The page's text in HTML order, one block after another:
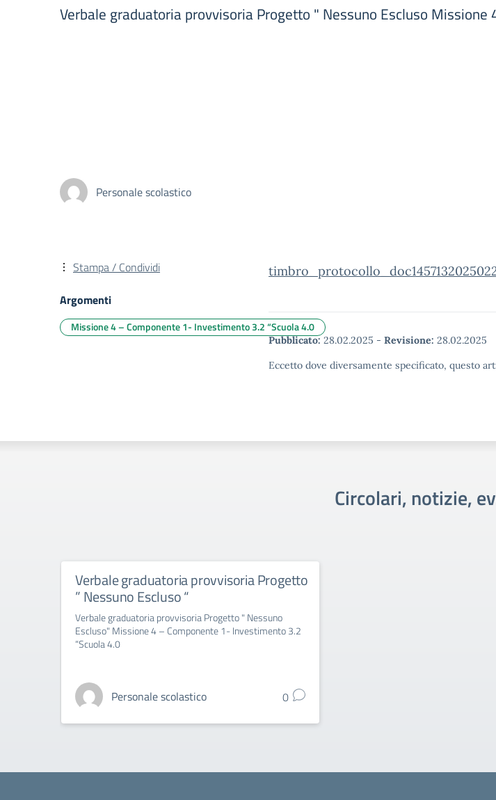
Verbale graduatoria provvisoria Progetto " Nessuno Escluso
Personale scolastico
Pubblicato: 28.02.2025 - Revisione: 28.02.2025
Eccetto dove diversamente specificato, questo
Stampa / Condividi
Argomenti
Missione 4 – Componente 1- Investimento 3.2 “Scuola 4.0
Circolari, notizie,
Verbale graduatoria provvisoria Progetto
” Nessuno Escluso “
Verbale graduatoria provvisoria Progetto " Nessuno
Escluso" Missione 4 – Componente 1- Investimento 3.2
“Scuola 4.0
Personale scolastico 0